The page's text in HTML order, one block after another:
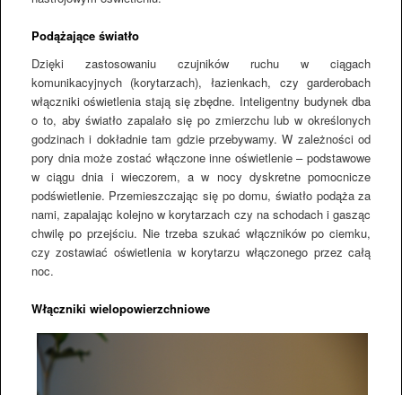
Podążające światło
Dzięki zastosowaniu czujników ruchu w ciągach
komunikacyjnych (korytarzach), łazienkach, czy garderobach
włączniki oświetlenia stają się zbędne. Inteligentny budynek dba
o to, aby światło zapalało się po zmierzchu lub w określonych
godzinach i dokładnie tam gdzie przebywamy. W zależności od
pory dnia może zostać włączone inne oświetlenie – podstawowe
w ciągu dnia i wieczorem, a w nocy dyskretne pomocnicze
podświetlenie. Przemieszczając się po domu, światło podąża za
nami, zapalając kolejno w korytarzach czy na schodach i gasząc
chwilę po przejściu. Nie trzeba szukać włączników po ciemku,
czy zostawiać oświetlenia w korytarzu włączonego przez całą
noc.
Włączniki wielopowierzchniowe